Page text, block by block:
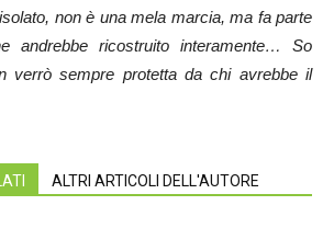
non è una mela marcia, ma fa parte
andrebbe ricostruito interamente… So
verrò sempre protetta da chi avrebbe il
ALTRI ARTICOLI DELL'AUTORE